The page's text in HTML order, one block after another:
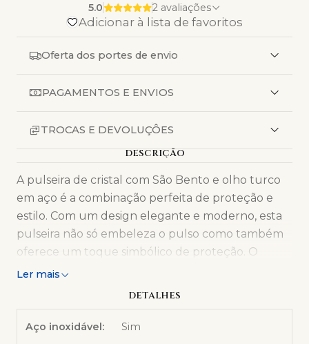
5.0 2 avaliações
Adicionar à lista de favoritos
Oferta dos portes de envio
PAGAMENTOS E ENVIOS
TROCAS E DEVOLUÇÔES
DESCRIÇÃO
A pulseira de cristal com São Bento e olho turco
em aço é a combinação perfeita de proteção e
estilo. Com um design elegante e moderno, esta
pulseira não só embeleza o pulso como também
oferece um toque simbólico de proteção. O
medalhão de São Bento é conhecido por suas
mau-olhado, criando uma barreira de positividade
Ler mais
DETALHES
Aço inoxidável: Sim